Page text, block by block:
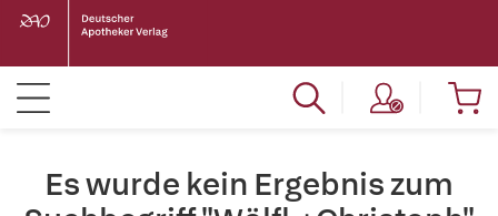
Es wurde kein Ergebnis zum